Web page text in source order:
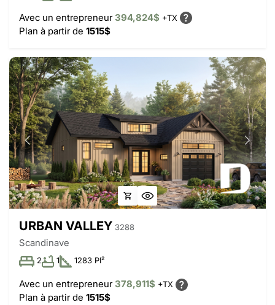
Avec un entrepreneur394,824$ +TX
Plan à partir de 1515$
URBAN VALLEY 3288
Scandinave
2 1 1283 PI²
Avec un entrepreneur378,911$ +TX
Plan à partir de 1515$